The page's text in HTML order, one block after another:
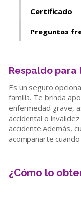
Certificado
Preguntas
Respaldo para
Es un seguro
familia. Te brinda
enfermedad grave,
accidental o
accidente.Además,
acompañarte
¿Cómo lo